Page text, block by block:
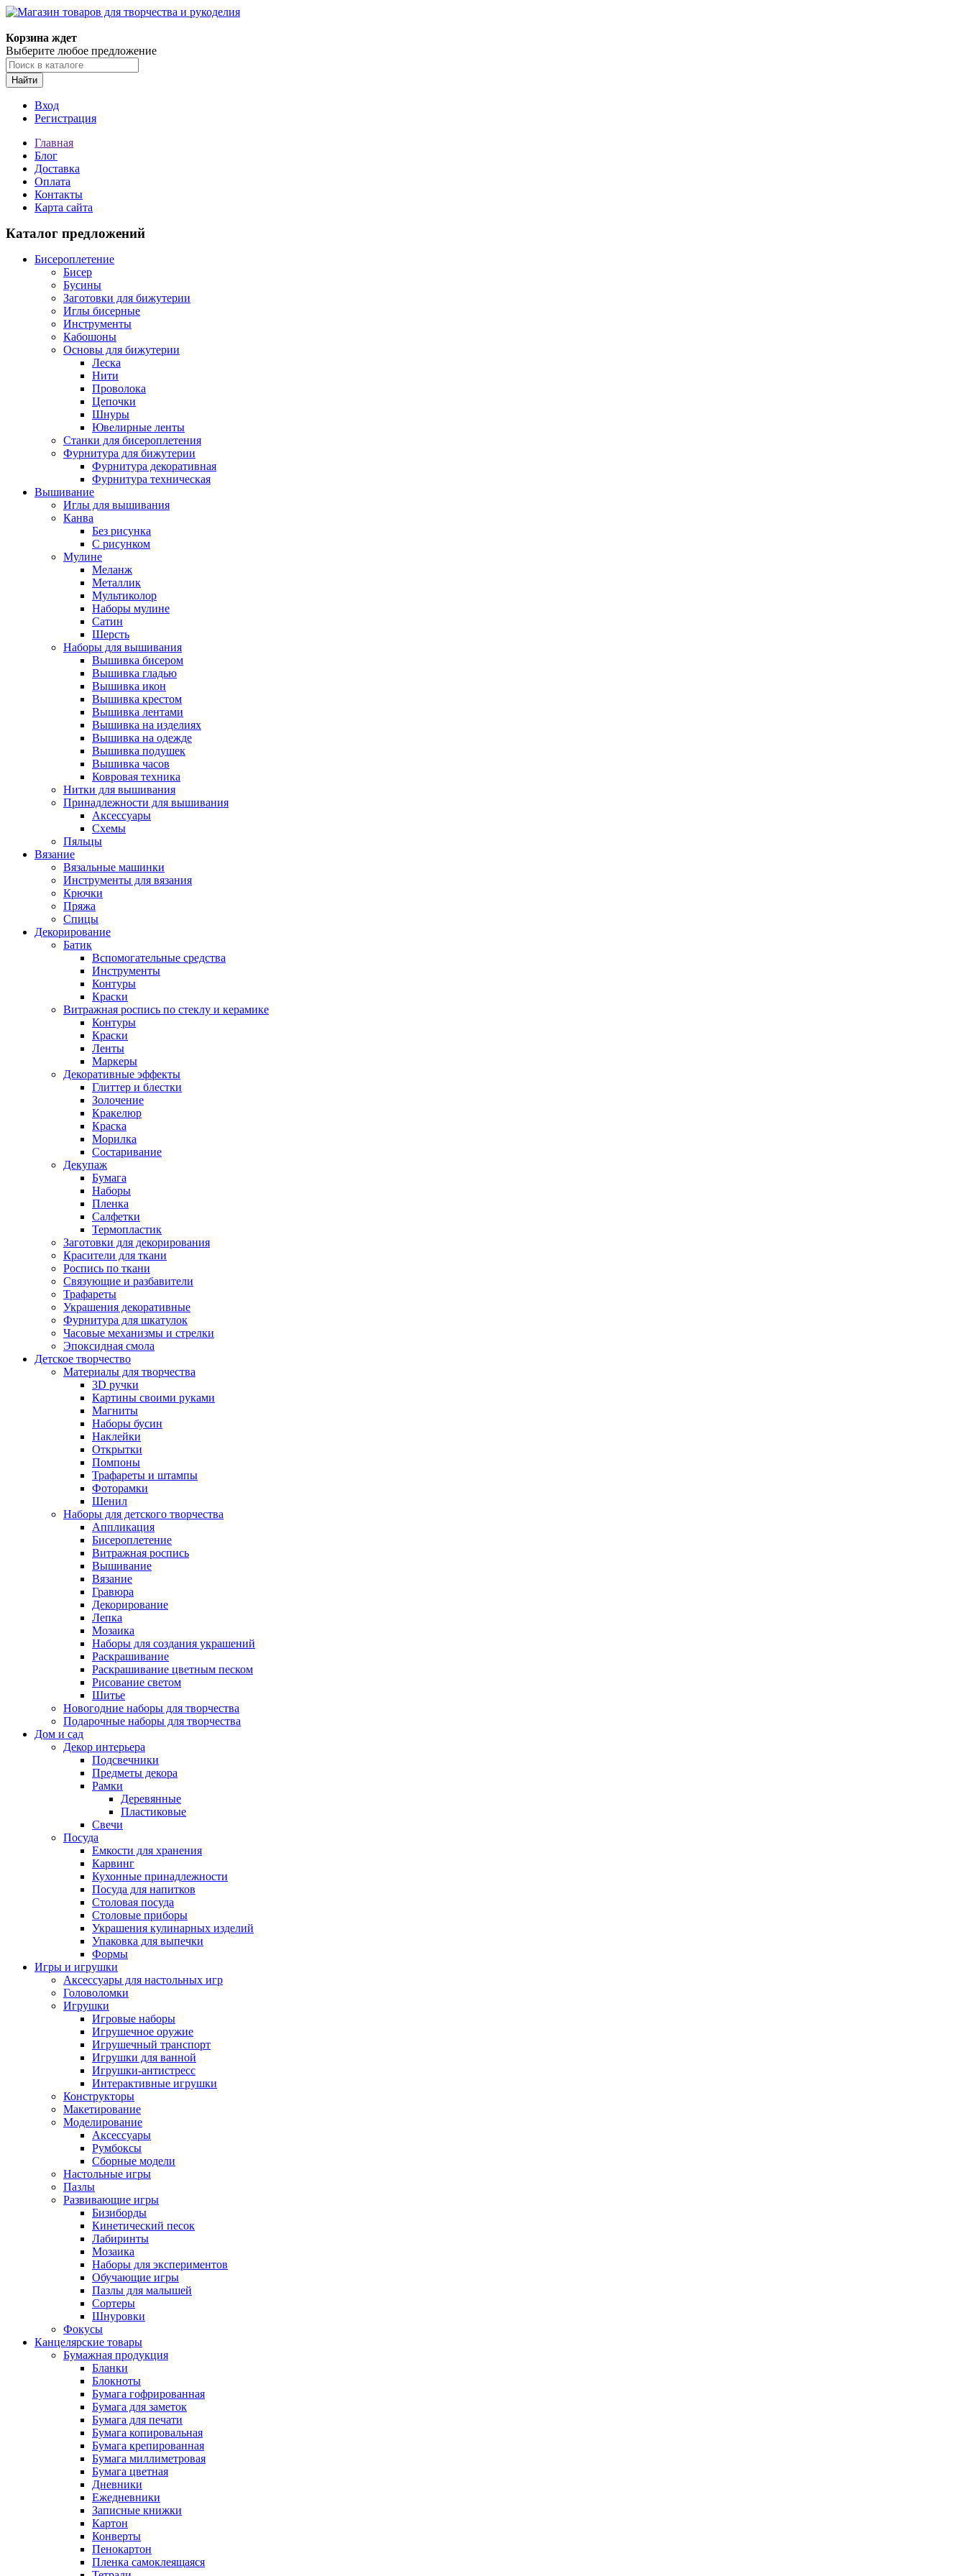
Корзина ждет
Выберите любое предложение
Найти
Вход
Регистрация
Главная
Блог
Доставка
Оплата
Контакты
Карта сайта
Каталог предложений
Бисероплетение
Бисер
Бусины
Заготовки для бижутерии
Иглы бисерные
Инструменты
Кабошоны
Основы для бижутерии
Леска
Нити
Проволока
Цепочки
Шнуры
Ювелирные ленты
Станки для бисероплетения
Фурнитура для бижутерии
Фурнитура декоративная
Фурнитура техническая
Вышивание
Иглы для вышивания
Канва
Без рисунка
С рисунком
Мулине
Меланж
Металлик
Мультиколор
Наборы мулине
Сатин
Шерсть
Наборы для вышивания
Вышивка бисером
Вышивка гладью
Вышивка икон
Вышивка крестом
Вышивка лентами
Вышивка на изделиях
Вышивка на одежде
Вышивка подушек
Вышивка часов
Ковровая техника
Нитки для вышивания
Принадлежности для вышивания
Аксессуары
Схемы
Пяльцы
Вязание
Вязальные машинки
Инструменты для вязания
Крючки
Пряжа
Спицы
Декорирование
Батик
Вспомогательные средства
Инструменты
Контуры
Краски
Витражная роспись по стеклу и керамике
Контуры
Краски
Ленты
Маркеры
Декоративные эффекты
Глиттер и блестки
Золочение
Кракелюр
Краска
Морилка
Состаривание
Декупаж
Бумага
Наборы
Пленка
Салфетки
Термопластик
Заготовки для декорирования
Красители для ткани
Роспись по ткани
Связующие и разбавители
Трафареты
Украшения декоративные
Фурнитура для шкатулок
Часовые механизмы и стрелки
Эпоксидная смола
Детское творчество
Материалы для творчества
3D ручки
Картины своими руками
Магниты
Наборы бусин
Наклейки
Открытки
Помпоны
Трафареты и штампы
Фоторамки
Шенил
Наборы для детского творчества
Аппликация
Бисероплетение
Витражная роспись
Вышивание
Вязание
Гравюра
Декорирование
Лепка
Мозаика
Наборы для создания украшений
Раскрашивание
Раскрашивание цветным песком
Рисование светом
Шитье
Новогодние наборы для творчества
Подарочные наборы для творчества
Дом и сад
Декор интерьера
Подсвечники
Предметы декора
Рамки
Деревянные
Пластиковые
Свечи
Посуда
Емкости для хранения
Карвинг
Кухонные принадлежности
Посуда для напитков
Столовая посуда
Столовые приборы
Украшения кулинарных изделий
Упаковка для выпечки
Формы
Игры и игрушки
Аксессуары для настольных игр
Головоломки
Игрушки
Игровые наборы
Игрушечное оружие
Игрушечный транспорт
Игрушки для ванной
Игрушки-антистресс
Интерактивные игрушки
Конструкторы
Макетирование
Моделирование
Аксессуары
Румбоксы
Сборные модели
Настольные игры
Пазлы
Развивающие игры
Бизиборды
Кинетический песок
Лабиринты
Мозаика
Наборы для экспериментов
Обучающие игры
Пазлы для малышей
Сортеры
Шнуровки
Фокусы
Канцелярские товары
Бумажная продукция
Бланки
Блокноты
Бумага гофрированная
Бумага для заметок
Бумага для печати
Бумага копировальная
Бумага крепированная
Бумага миллиметровая
Бумага цветная
Дневники
Ежедневники
Записные книжки
Картон
Конверты
Пенокартон
Пленка самоклеящаяся